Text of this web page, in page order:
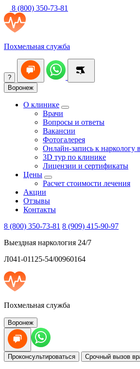
8 (800) 350-73-81
Похмельная служба
?
Воронеж
О клинике
Врачи
Вопросы и ответы
Вакансии
Фотогалерея
Онлайн-запись к наркологу
3D тур по клинике
Лицензии и сертификаты
Цены
Расчет стоимости лечения
Акции
Отзывы
Контакты
8 (800) 350-73-81 8 (909) 415-90-97
Выездная наркология 24/7
Л041-01125-54/00960164
Похмельная служба
Воронеж
Проконсультироваться Срочный вызов